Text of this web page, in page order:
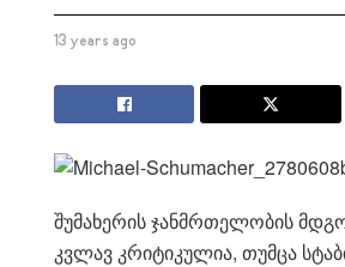
13 years ago
შუმახერის ჯანმრთელობის
კვლავ კრიტიკულია, თუმცა